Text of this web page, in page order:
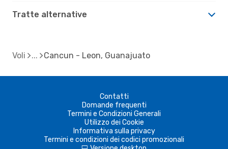
Tratte alternative
Voli Cancun - Leon, Guanajuato
Contatti
Domande frequenti
Termini e Condizioni Generali
Utilizzo dei Cookie
Informativa sulla privacy
Termini e condizioni dei codici promozionali